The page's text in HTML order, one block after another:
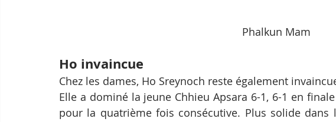
Phalkun Mam
Ho invaincue
Chez les dames, Ho Sreynoch reste également
Elle a dominé la jeune Chhieu Apsara 6-1, 6-1 en
pour la quatrième fois consécutive. Plus solide dans